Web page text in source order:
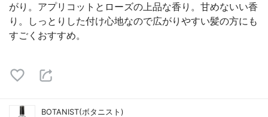
がり。アプリコットとローズの上品な香り。甘めないい香
り。しっとりした付け心地なので広がりやすい髪の方にも
すごくおすすめ。
BOTANIST(ボタニスト)